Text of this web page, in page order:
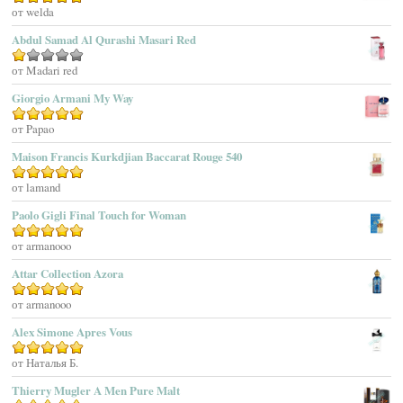
Adrienne Vittadini
Aedes De Venustas
Aerin Lauder
Aether
Affinessence
Afnan Perfumes
Agatha Ruiz De La Prada
Agatho Parfum
Agent Provocateur
Agnes B
Agonist
Ahjaar
Aigner
Aj Arabia (Widian)
Ajmal
Оценка5
от welda
Abdul Samad Al Qurashi Masari Red
Оценка
1
из
5
от Madari red
Giorgio Armani My Way
Оценка5
от Papao
Maison Francis Kurkdjian Baccarat Rouge 540
Оценка5из 5
от lamand
Paolo Gigli Final Touch for Woman
Оценка5из 5
от armanooo
Attar Collection Azora
Оценка5из 5
от armanooo
Alex Simone Apres Vous
Оценка5из 5
от Наталья Б.
Thierry Mugler A Men Pure Malt